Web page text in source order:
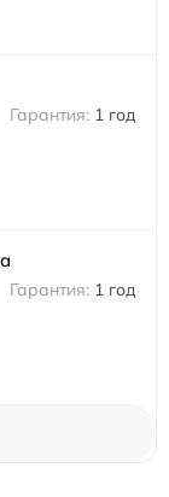
1 год
1 год